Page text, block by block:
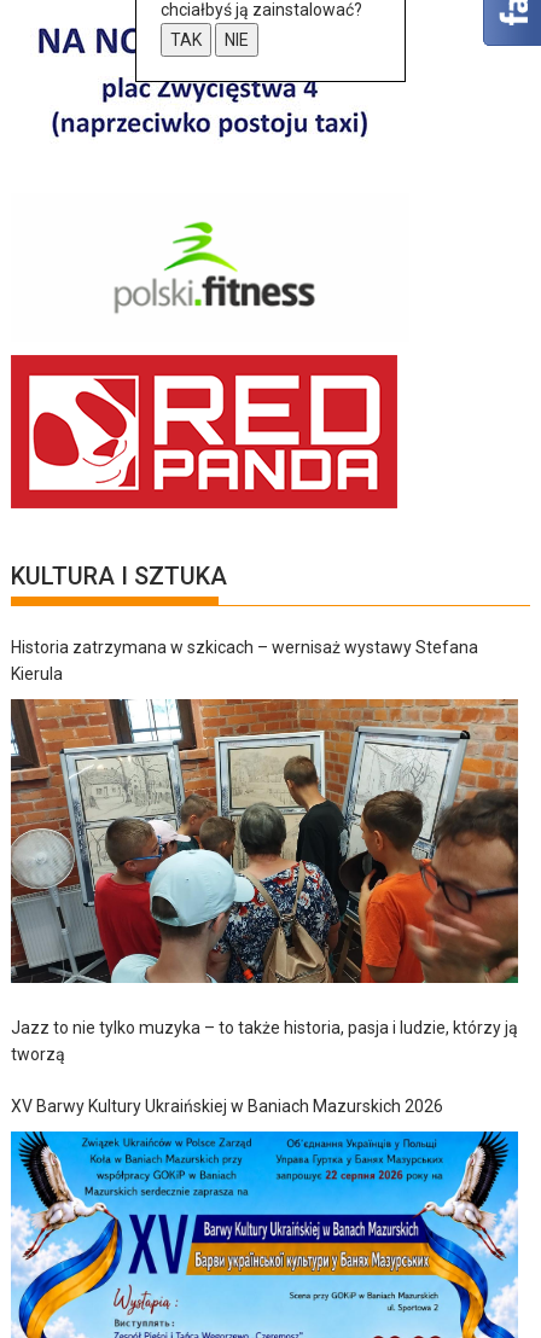
KULTURA I SZTUKA
Historia zatrzymana w szkicach – wernisaż wystawy Stefana
Kierula
Jazz to nie tylko muzyka – to także historia, pasja i ludzie, którzy ją
tworzą
XV Barwy Kultury Ukraińskiej w Baniach Mazurskich 2026
chciałbyś ją zainstalować?
TAK
NIE